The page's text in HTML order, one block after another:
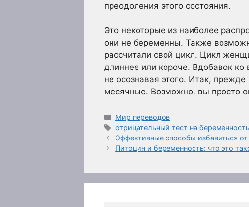
преодоления этого состояния.
Это некоторые из наиболее
они не беременны. Также
рассчитали свой цикл. Цикл
длиннее или короче. Вдобавок
не осознавая этого. Итак,
месячные. Возможно, вы просто
Рубрики
Мир переводов
Метки
отрицательный тест на беременность
Эффективные способы избавиться
Питоцин и беременность: что это